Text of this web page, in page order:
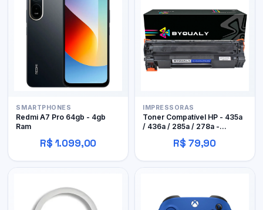
SMARTPHONES
Redmi A7 Pro 64gb - 4gb
Ram
R$ 1.099,00
IMPRESSORAS
Toner Compatível HP - 435a
/ 436a / 285a / 278a -
R$ 79,90